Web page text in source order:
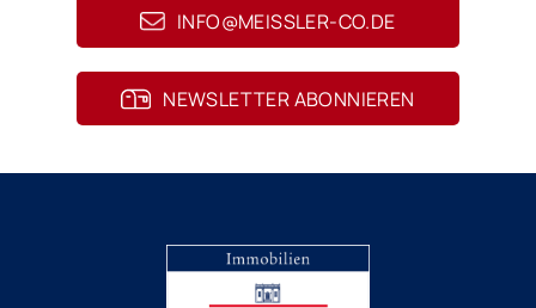
INFO@MEISSLER-CO.DE
NEWSLETTER ABONNIEREN